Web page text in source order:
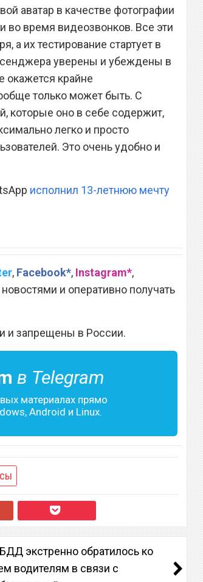
аватар в качестве фотографии
во время видеозвонков. Все эти
а их тестирование стартует в
уверены и убеждены в
окажется крайне
только может быть. С
которые оно в себе содержит,
легко и просто
Это очень удобно и
исполнил 13-летнюю мечту
, Facebook*, Instagram*,
и оперативно получать
и запрещены в России.
в Telegram
материалах прямо
Android и Linux.
экстренно обратилось ко
водителям в связи с